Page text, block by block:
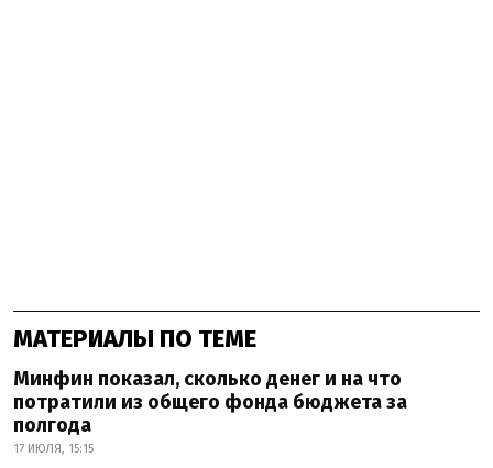
МАТЕРИАЛЫ ПО ТЕМЕ
Минфин показал, сколько денег и на что
потратили из общего фонда бюджета за
полгода
17 ИЮЛЯ, 15:15